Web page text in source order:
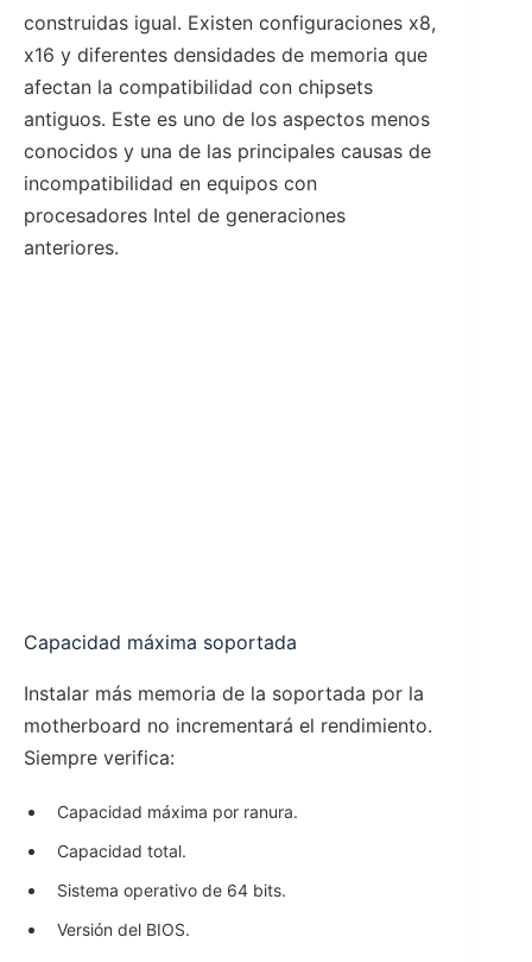
construidas igual. Existen configuraciones x8,
x16 y diferentes densidades de memoria que
afectan la compatibilidad con chipsets
antiguos. Este es uno de los aspectos menos
conocidos y una de las principales causas de
incompatibilidad en equipos con
procesadores Intel de generaciones
anteriores.
Capacidad máxima soportada
Instalar más memoria de la soportada por la
motherboard no incrementará el rendimiento.
Siempre verifica:
Capacidad máxima por ranura.
Capacidad total.
Sistema operativo de 64 bits.
Versión del BIOS.